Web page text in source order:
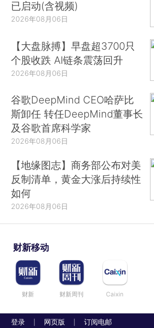
已启动(含视频)
2026年08月06日
【大盘脉搏】早盘超3700只
个股收跌 AI链条震荡回升
2026年08月06日
谷歌DeepMind CEO哈萨比
斯卸任 转任DeepMind董事长
及谷歌首席科学家
2026年08月06日
【地缘图志】商务部公布对美
反制清单，黄金大涨后持续性
如何
2026年08月06日
财新移动
财新 财新周刊 Caixin
登录 网页版 订阅电邮